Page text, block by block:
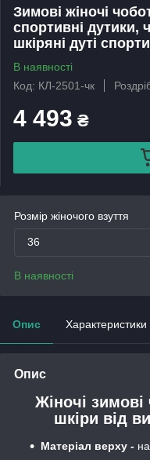
Зимові жіночі
спортивні дутики,
шкіряні дуті
В наявності
Код: КЛ-2501-чк
4 493 ₴
Розмір жіночого взуття
36
В наявності
Опис Характеристики
Опис
Жіночі зимові
шкіри від
Матеріал верху -